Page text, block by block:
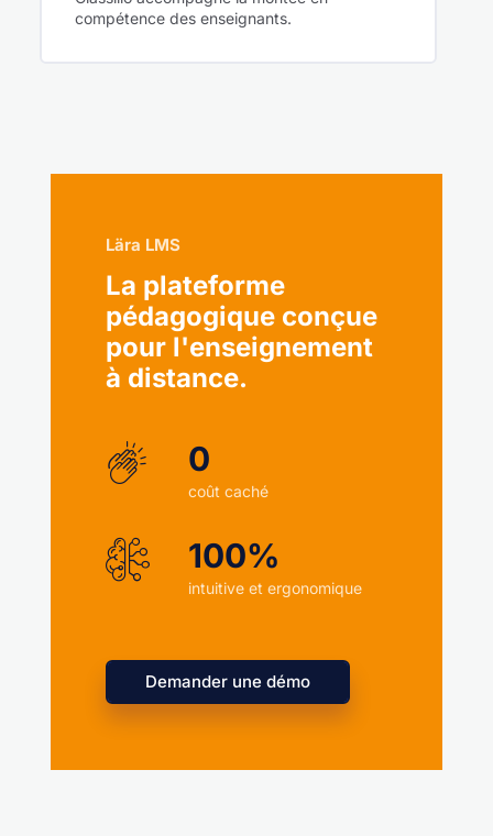
compétence des enseignants.
Lära LMS
La plateforme
pédagogique conçue
pour l'enseignement
à distance.
0
coût caché
100%
intuitive et ergonomique
Demander une démo